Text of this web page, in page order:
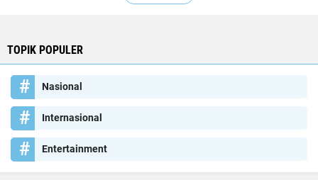
TOPIK POPULER
Nasional
Internasional
Entertainment